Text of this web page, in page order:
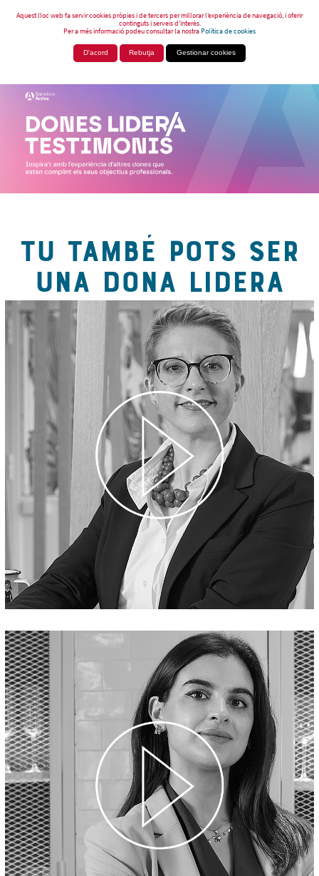
Aquest lloc web fa servir cookies pròpies i de tercers per millorar l’experiència de navegació, i oferir
continguts i serveis d’interès.
Per a més informació podeu consultar la nostraPolítica de cookies
D'acord Rebutja Gestionar cookies
TU TAMBÉ POTS SER
UNA DONA LIDERA